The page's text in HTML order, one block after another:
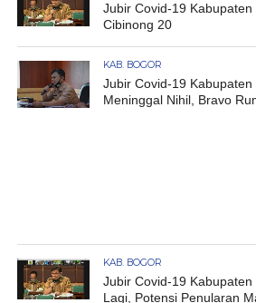
Jubir Covid-19 Kabupaten
Cibinong 20
KAB. BOGOR
Jubir Covid-19
Meninggal Nihil, Bravo
KAB. BOGOR
Jubir Covid-19
Lagi, Potensi Penularan